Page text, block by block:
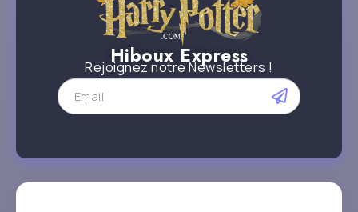
Hiboux Express
Rejoignez notre Newsletters !